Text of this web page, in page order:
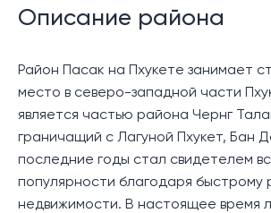
Описание района
Район Пасак на Пхукете занимает
место в северо-западной части
является частью района Чернг
граничащий с Лагуной Пхукет, Бан
последние годы стал свидетелем
популярности благодаря быстрому
недвижимости. В настоящее время